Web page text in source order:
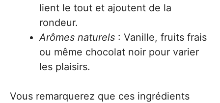
lient le tout et ajoutent de la
rondeur.
Arômes naturels : Vanille, fruits frais
ou même chocolat noir pour varier
les plaisirs.
Vous remarquerez que ces ingrédients